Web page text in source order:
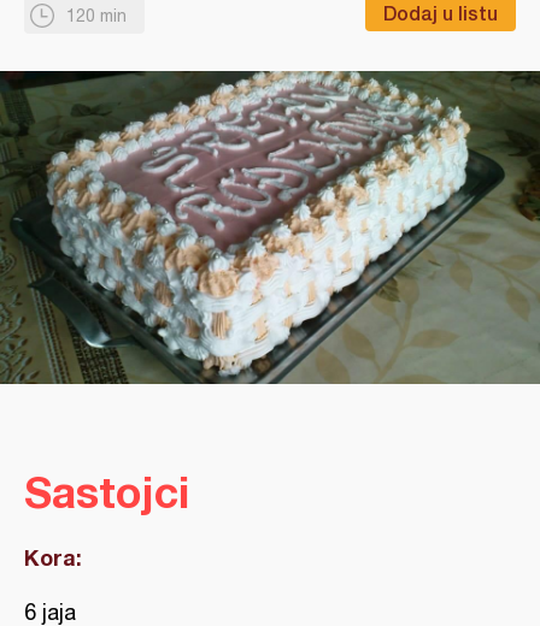
120 min Dodaj u listu
Sastojci
Kora:
6 jaja